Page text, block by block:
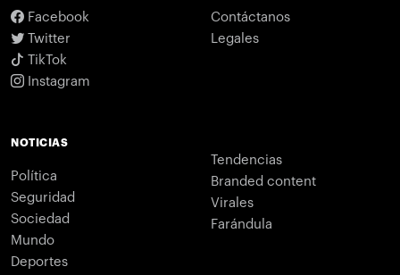
Facebook
Twitter
TikTok
Instagram
Contáctanos
Legales
NOTICIAS
Política
Seguridad
Sociedad
Mundo
Deportes
Tendencias
Branded content
Virales
Farándula